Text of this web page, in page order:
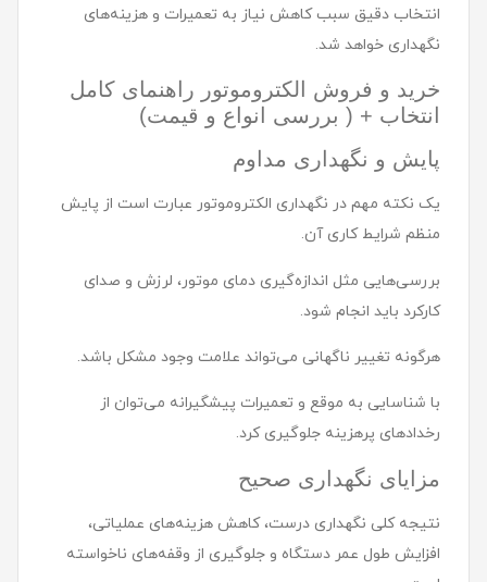
انتخاب دقیق سبب کاهش نیاز به تعمیرات و هزینه‌های
نگهداری خواهد شد.
خرید و فروش الکتروموتور راهنمای کامل
انتخاب + ( بررسی انواع و قیمت)
پایش و نگهداری مداوم
یک نکته مهم در نگهداری الکتروموتور عبارت است از پایش
منظم شرایط کاری آن.
بررسی‌هایی مثل اندازه‌گیری دمای موتور، لرزش و صدای
کارکرد باید انجام شود.
هرگونه تغییر ناگهانی می‌تواند علامت وجود مشکل باشد.
با شناسایی به موقع و تعمیرات پیشگیرانه می‌توان از
رخدادهای پرهزینه جلوگیری کرد.
مزایای نگهداری صحیح
نتیجه کلی نگهداری درست، کاهش هزینه‌های عملیاتی،
افزایش طول عمر دستگاه و جلوگیری از وقفه‌های ناخواسته